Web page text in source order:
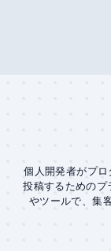
個人開発者がプ
投稿するための
やツールで、集